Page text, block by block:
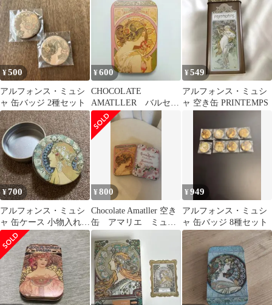
チョコレート缶
¥500
アルフォンス・ミュシ
ャ 缶バッジ 2種セット
¥600
CHOCOLATE
AMATLLER バルセロ
ナ チョコレート缶
アマリエ
¥549
アルフォンス・ミュシ
ャ 空き缶 PRINTEMPS
¥700
アルフォンス・ミュシ
ャ 缶ケース 小物入れ
黄道十二宮
¥800
Chocolate Amatller 空き
缶 アマリエ ミュシ
ャ 2個セット
¥949
アルフォンス・ミュシ
ャ 缶バッジ 8種セット